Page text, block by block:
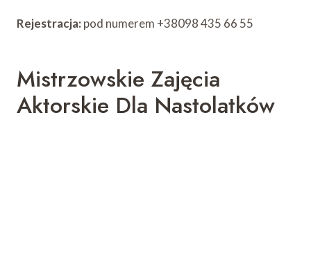
Rejestracja: pod numerem +38098 435 66 55
Mistrzowskie Zajęcia
Aktorskie Dla Nastolatków